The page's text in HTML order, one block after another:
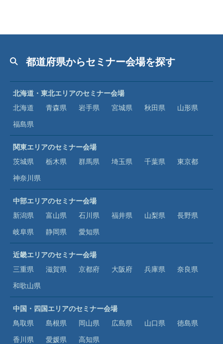
都道府県からセミナー会場を探す
北海道・東北エリアのセミナー会場
北海道
青森県 岩手県 宮城県 秋田県
山形県
福島県
関東エリアのセミナー会場
茨城県
栃木県 群馬県 埼玉県 千葉県
東京都
神奈川県
中部エリアのセミナー会場
新潟県
富山県 石川県 福井県 山梨県
長野県
岐阜県
静岡県 愛知県
近畿エリアのセミナー会場
三重県
滋賀県 京都府 大阪府 兵庫県
奈良県
和歌山県
中国・四国エリアのセミナー会場
鳥取県
島根県 岡山県 広島県 山口県
徳島県
香川県
愛媛県 高知県